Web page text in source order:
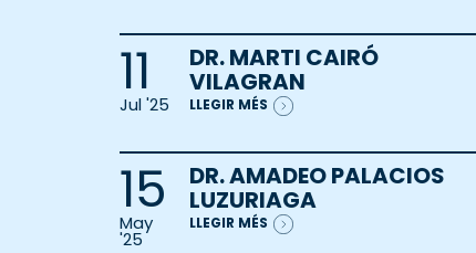
11
Jul '25
DR. MARTI CAIRÓ
VILAGRAN
LLEGIR MÉS
15
May
'25
DR. AMADEO PALACIOS
LUZURIAGA
LLEGIR MÉS